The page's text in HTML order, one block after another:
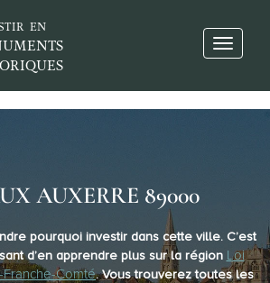
EN
AUXERRE 89000
pourquoi investir dans cette ville. C’est
d’en apprendre plus sur la région Loi
Comté. Vous trouverez toutes les